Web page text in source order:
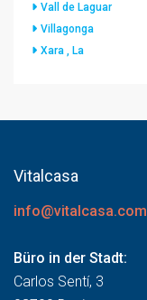
Vall de Laguar
Villagonga
Xara , La
Vitalcasa
info@vitalcasa.com
Büro in der Stadt:
Carlos Sentí, 3